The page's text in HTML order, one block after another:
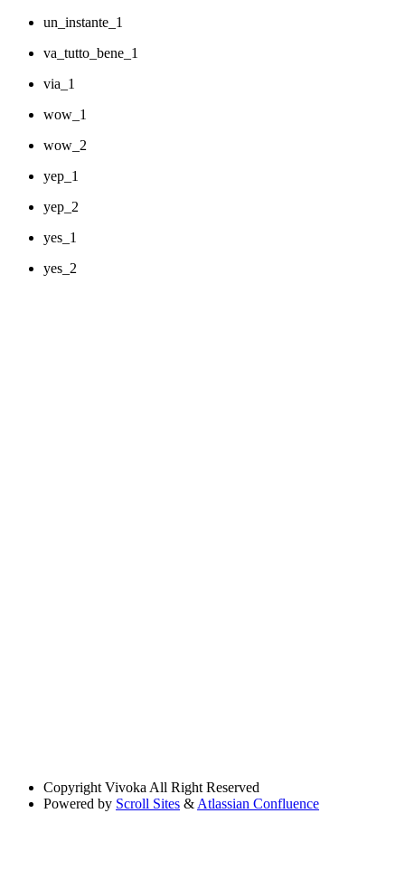
un_instante_1
va_tutto_bene_1
via_1
wow_1
wow_2
yep_1
yep_2
yes_1
yes_2
Copyright Vivoka All Right Reserved
Powered by Scroll Sites & Atlassian Confluence